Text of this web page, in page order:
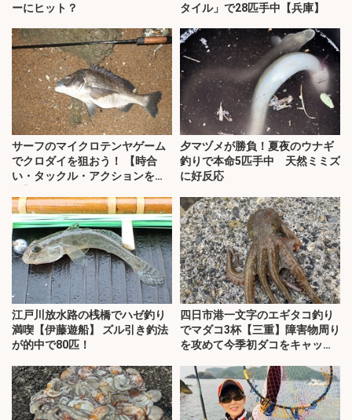
ーにヒット？
タイル」で28匹手中【兵庫】
サーフのマイクロテンヤゲーム
でクロダイを狙おう！ 【時合
い・タックル・アクションを解
夕マヅメが勝負！夏夜のウナギ
釣りで本命5匹手中 天然ミミズ
に好反応
江戸川放水路の桟橋でハゼ釣り
満喫【伊藤遊船】 ズル引き釣法
が的中で80匹！
四日市港一文字のエギタコ釣り
でマダコ3杯【三重】障害物周り
を攻めて今季初ダコをキャッ